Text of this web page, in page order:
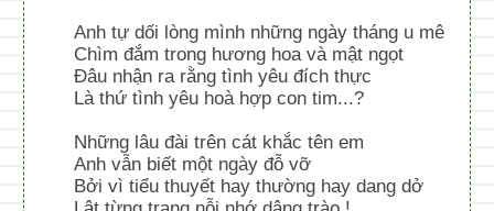
Anh tự dối lòng mình những ngày tháng u mê
Chìm đắm trong hương hoa và mật ngọt
Đâu nhận ra rằng tình yêu đích thực
Là thứ tình yêu hoà hợp con tim...?
Những lâu đài trên cát khắc tên em
Anh vẫn biết một ngày đỗ vỡ
Bởi vì tiểu thuyết hay thường hay dang dở